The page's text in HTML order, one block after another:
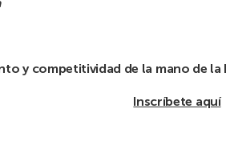
y competitividad de la mano de la
Inscríbete aquí